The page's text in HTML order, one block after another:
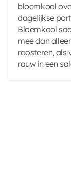
bloemkool
dagelijkse
Bloemkool
mee dan
roosteren, als
rauw in een